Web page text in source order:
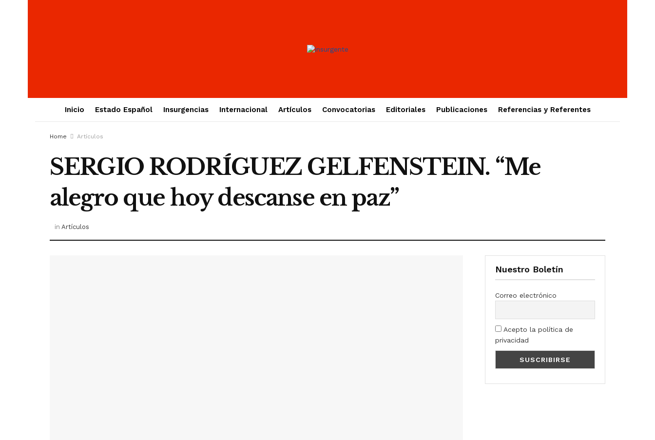
Inicio Estado Español Insurgencias Internacional Artículos Convocatorias Editoriales Publicaciones Referencias y Referentes
Home Artículos
SERGIO RODRÍGUEZ GELFENSTEIN. “Me
alegro que hoy descanse en paz”
in Artículos
Nuestro Boletín
Correo electrónico
Acepto la política de
privacidad